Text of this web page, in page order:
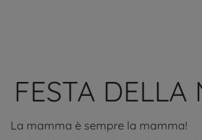
FESTA DELLA
La mamma è sempre la mamma!